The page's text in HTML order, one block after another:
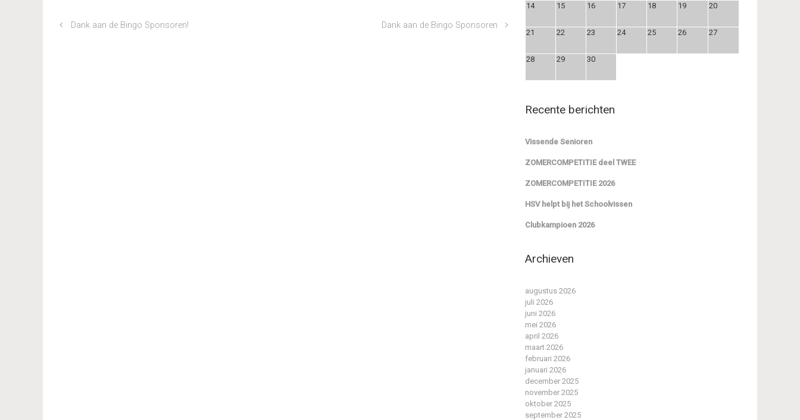
Dank aan de Bingo Sponsoren! Dank aan de Bingo Sponsoren
14 15 16 17 18 19 20
21 22 23 24 25 26 27
28 29 30
Recente berichten
Vissende Senioren
ZOMERCOMPETITIE deel TWEE
ZOMERCOMPETITIE 2026
HSV helpt bij het Schoolvissen
Clubkampioen 2026
Archieven
augustus 2026
juli 2026
juni 2026
mei 2026
april 2026
maart 2026
februari 2026
januari 2026
december 2025
november 2025
oktober 2025
september 2025